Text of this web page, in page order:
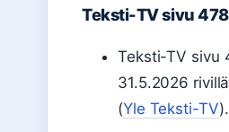
Teksti-TV sivu 478
Teksti-TV sivu
31.5.2026
(Yle Teksti-TV).